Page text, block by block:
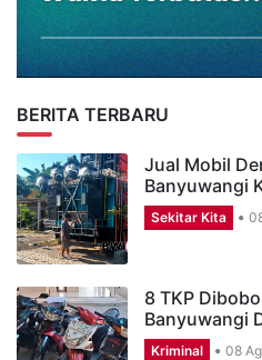
BERITA TERBARU
Jual Mobil
Banyuwangi
Sekitar Kita
8 TKP
Banyuwangi
Kriminal 08